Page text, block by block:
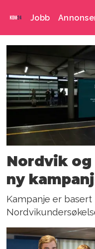
Jobb
Emne:
nordvik
Nordvik
ny
Kampanje er